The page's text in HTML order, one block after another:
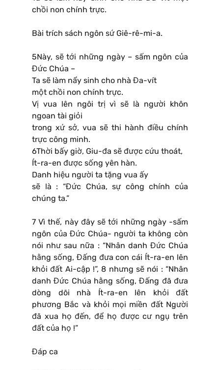
chồi non chính trực.
Bài trích sách ngôn sứ Giê-rê-mi-a.
5Này, sẽ tới những ngày – sấm ngôn của
Đức Chúa –
Ta sẽ làm nẩy sinh cho nhà Đa-vít
một chồi non chính trực.
Vị vua lên ngôi trị vì sẽ là người khôn
ngoan tài giỏi
trong xứ sở, vua sẽ thi hành điều chính
trực công minh.
6Thời bấy giờ, Giu-đa sẽ được cứu thoát,
Ít-ra-en được sống yên hàn.
Danh hiệu người ta tặng vua ấy
sẽ là : “Đức Chúa, sự công chính của
chúng ta.”
7 Vì thế, này đây sẽ tới những ngày -sấm
ngôn của Đức Chúa- người ta không còn
nói như sau nữa : “Nhân danh Đức Chúa
hằng sống, Đấng đưa con cái Ít-ra-en lên
khỏi đất Ai-cập !”, 8 nhưng sẽ nói : “Nhân
danh Đức Chúa hằng sống, Đấng đã đưa
dòng dõi nhà Ít-ra-en lên khỏi đất
phương Bắc và khỏi mọi miền đất Người
đã xua họ đến, để họ được cư ngụ trên
đất của họ !”
Đáp ca